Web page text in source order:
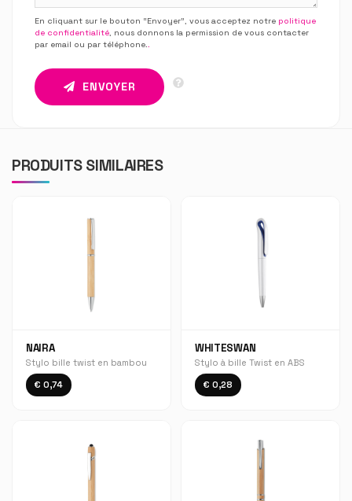
En cliquant sur le bouton “Envoyer”, vous acceptez notre politique
de confidentialité, nous donnons la permission de vous contacter
par email ou par téléphone..
ENVOYER
PRODUITS SIMILAIRES
NAIRA
Stylo bille twist en bambou
€ 0,74
WHITESWAN
Stylo à bille Twist en ABS
€ 0,28